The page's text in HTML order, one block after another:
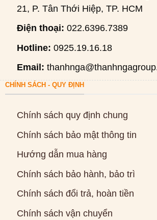
21, P. Tân Thới Hiệp, TP. HCM
Điện thoại: 022.6396.7389
Hotline: 0925.19.16.18
Email:
CHÍNH SÁCH - QUY ĐỊNH
Chính sách quy định chung
Chính sách bảo mật thông tin
Hướng dẫn mua hàng
Chính sách bảo hành, bảo trì
Chính sách đổi trả, hoàn tiền
Chính sách vận chuyển